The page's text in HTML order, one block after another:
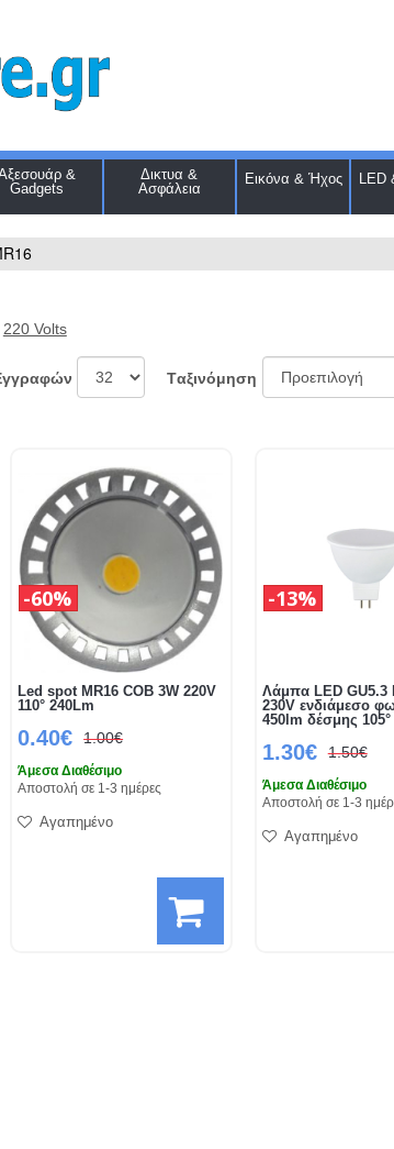
&
Gadgets
Δικτυα &
Ασφάλεια
Εικόνα & Ήχος LED
220 Volts
Tαξινόμηση
Led spot MR16 COB 3W 220V
110° 240Lm
0.40€ 1.00€
60%
Άμεσα Διαθέσιμο
Αποστολή σε 1-3 ημέρες
Αγαπημένο
Λάμπα LED GU5.3
230V ενδιάμεσο
450lm δέσμης 105°
1.30€ 1.50€
13%
Άμεσα Διαθέσιμο
Αποστολή σε 1-3
Αγαπημένο